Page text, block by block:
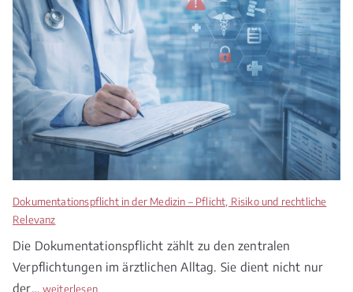
z
i
n
e
c
h
t
Z
w
Dokumentationspflicht in der Medizin – Pflicht, Risiko und rechtliche
Relevanz
Die Dokumentationspflicht zählt zu den zentralen
Verpflichtungen im ärztlichen Alltag. Sie dient nicht nur
der… D
weiterlesen